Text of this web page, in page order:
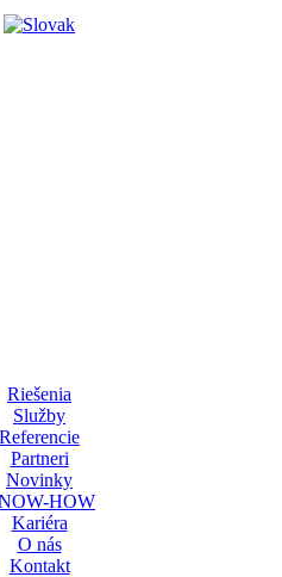
Riešenia
Služby
Referencie
Partneri
Novinky
HOW
Kariéra
O nás
Kontakt